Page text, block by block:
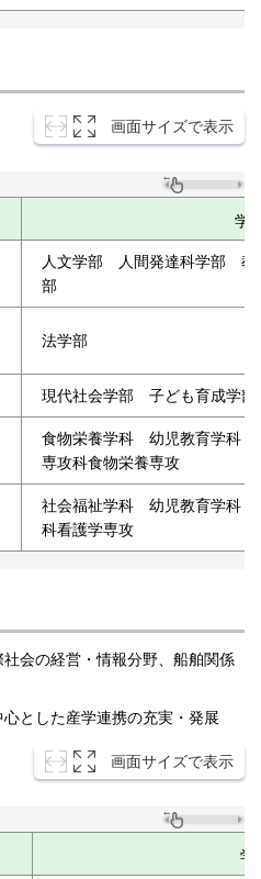
画面サイズで表示
学
人文学部 人間発達科学部
部
法学部
現代社会学部 子ども育成学部
食物栄養学科 幼児教育学
専攻科食物栄養専攻
社会福祉学科 幼児教育学科
科看護学専攻
会の経営・情報分野、船舶関係
とした産学連携の充実・発展
画面サイズで表示
学